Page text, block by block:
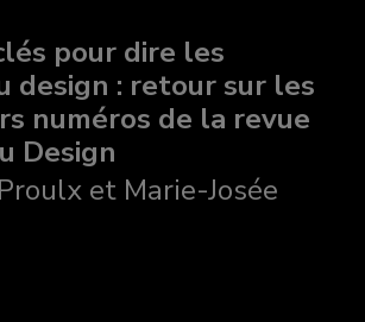
pour dire les
design : retour sur les
numéros de la revue
Design
et Marie-Josée